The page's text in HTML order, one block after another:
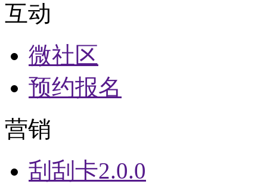
互动
微社区
预约报名
营销
刮刮卡2.0.0